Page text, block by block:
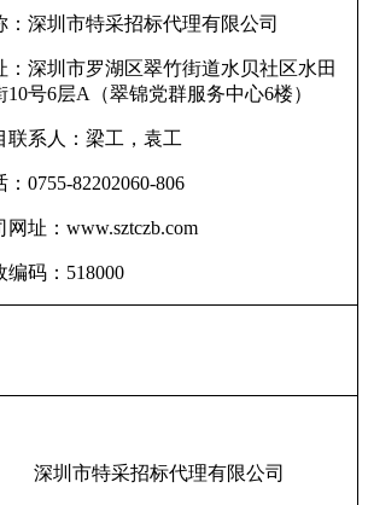
：深圳市特采招标代理有限公司
：深圳市罗湖区翠竹街道水贝社区水田
10号6层A （翠锦党群服务中心6楼）
联系人：梁工，袁工
0755-82202060-806
网址： www.sztczb.com
编码： 518000
深圳市特采招标代理有限公司